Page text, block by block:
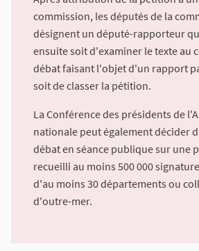
commission, les députés de la
désignent un député-rapporteur
ensuite soit d'examiner le texte au
débat faisant l'objet d'un rapport
soit de classer la pétition.
La Conférence des présidents de
nationale peut également décider
débat en séance publique sur une
recueilli au moins 500 000
d'au moins 30 départements ou
d'outre-mer.